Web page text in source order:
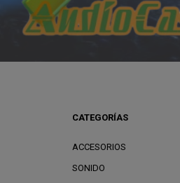
CATEGORÍAS
ACCESORIOS
SONIDO